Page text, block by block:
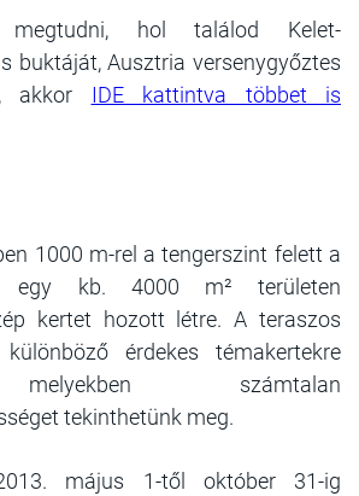
megtudni, hol találod Kelet-
buktáját, Ausztria versenygyőztes
akkor IDE kattintva többet is
1000 m-rel a tengerszint felett a
egy kb. 4000 m² területen
kertet hozott létre. A teraszos
érdekes témakertekre
számtalan
tekinthetünk meg.
május 1-től október 31-ig